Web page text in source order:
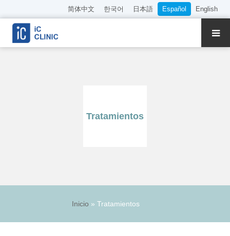
简体中文 한국어 日本語 Español English
Tratamientos
Inicio » Tratamientos